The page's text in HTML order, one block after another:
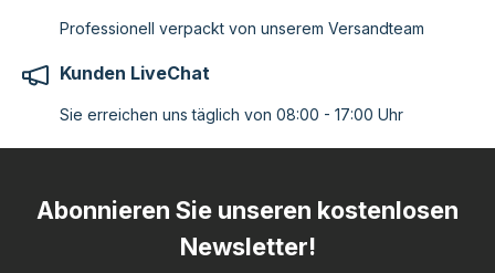
Professionell verpackt von unserem Versandteam
Kunden LiveChat
Sie erreichen uns täglich von 08:00 - 17:00 Uhr
Abonnieren Sie unseren kostenlosen
Newsletter!